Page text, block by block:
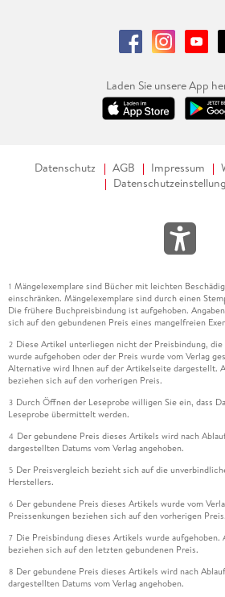
Laden Sie unsere App
Datenschutz AGB Impressum
1 Mängelexemplare sind Bücher mit leichten
einschränken. Mängelexemplare sind durch einen
Die frühere Buchpreisbindung ist aufgehoben.
sich auf den gebundenen Preis eines mangelfreien
2 Diese Artikel unterliegen nicht der Preisbindung,
wurde aufgehoben oder der Preis wurde vom Verlag
Alternative wird Ihnen auf der Artikelseite dargestellt.
beziehen sich auf den vorherigen Preis.
3 Durch Öffnen der Leseprobe willigen Sie ein, dass
Leseprobe übermittelt werden.
4 Der gebundene Preis dieses Artikels wird nach
dargestellten Datums vom Verlag angehoben.
5 Der Preisvergleich bezieht sich auf die
Herstellers.
6 Der gebundene Preis dieses Artikels wurde vom
Preissenkungen beziehen sich auf den vorherigen Preis.
7 Die Preisbindung dieses Artikels wurde aufgehoben.
beziehen sich auf den letzten gebundenen Preis.
8 Der gebundene Preis dieses Artikels wird nach
dargestellten Datums vom Verlag angehoben.